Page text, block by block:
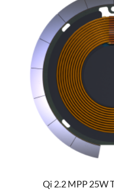
Qi 2.2 MPP 25W